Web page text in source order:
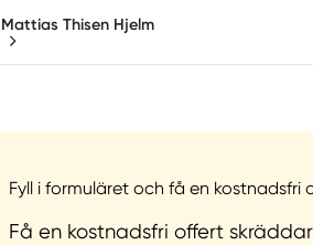
Mattias Thisen Hjelm
Fyll i formuläret och få en
Få en kostnadsfri offert